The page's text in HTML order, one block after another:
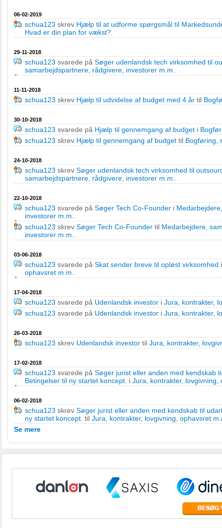
06-02-2019
schua123 skrev Hjælp til at udforme spørgsmål til
Hvad er din plan for vækst?
29-11-2018
schua123 svarede på Søger udenlandsk tech virksomhed til
samarbejdspartnere, rådgivere, investorer m.m.
11-11-2018
schua123 skrev Hjælp til udvidelse af budget med 4 år til
30-10-2018
schua123 svarede på Hjælp til gennemgang af budget i
schua123 skrev Hjælp til gennemgang af budget til Bogføring,
24-10-2018
schua123 skrev Søger udenlandsk tech virksomhed til
samarbejdspartnere, rådgivere, investorer m.m.
22-10-2018
schua123 svarede på Søger Tech Co-Founder i
investorer m.m.
schua123 skrev Søger Tech Co-Founder til Medarbejdere,
investorer m.m.
03-06-2018
schua123 svarede på Skat sender breve til opløst virksomhed
ophavsret m.m.
17-04-2018
schua123 svarede på Udenlandsk investor i Jura, kontrakter,
schua123 svarede på Udenlandsk investor i Jura, kontrakter,
26-03-2018
schua123 skrev Udenlandsk investor til Jura, kontrakter,
17-02-2018
schua123 svarede på Søger jurist eller anden med kendskab
Betingelser til ny startet koncept. i Jura, kontrakter, lovgivning,
06-02-2018
schua123 skrev Søger jurist eller anden med kendskab til
ny startet koncept. til Jura, kontrakter, lovgivning, ophavsret
Se mere